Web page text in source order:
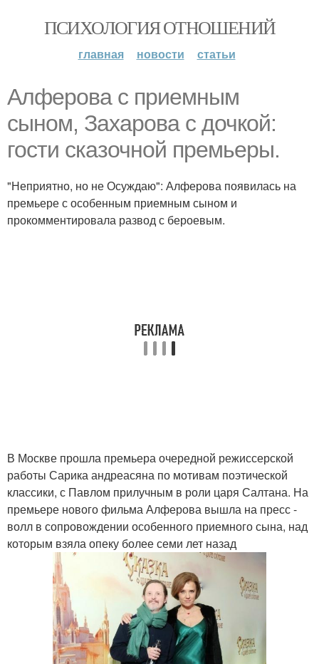
ПСИХОЛОГИЯ ОТНОШЕНИЙ
главная новости статьи
Алферова с приемным
сыном, Захарова с дочкой:
гости сказочной премьеры.
"Неприятно, но не Осуждаю": Алферова появилась на
премьере с особенным приемным сыном и
прокомментировала развод с бероевым.
В Москве прошла премьера очередной режиссерской
работы Сарика андреасяна по мотивам поэтической
классики, с Павлом прилучным в роли царя Салтана. На
премьере нового фильма Алферова вышла на пресс -
волл в сопровождении особенного приемного сына, над
которым взяла опеку более семи лет назад